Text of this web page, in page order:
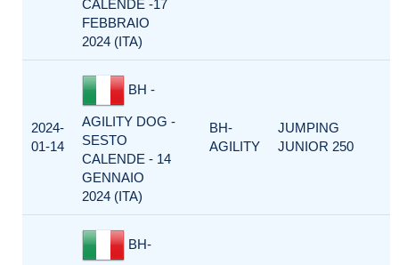
CALENDE -17
FEBBRAIO
2024 (ITA)
2024-
01-14
BH -
AGILITY DOG -
SESTO
CALENDE - 14
GENNAIO
2024 (ITA)
BH-
AGILITY
JUMPING
JUNIOR 250
BH-